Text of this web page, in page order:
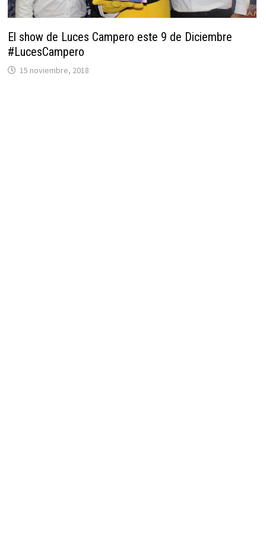
El show de Luces Campero este 9 de Diciembre
#LucesCampero
15 noviembre, 2018